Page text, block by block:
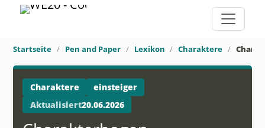
Startseite Pen and Paper Lexikon Charaktere
Charaktere
einsteiger
Aktualisiert20.06.2026